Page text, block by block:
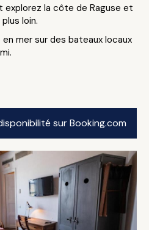
explorez la côte de Raguse et
loin.
mer sur des bateaux locaux
sur Booking.com